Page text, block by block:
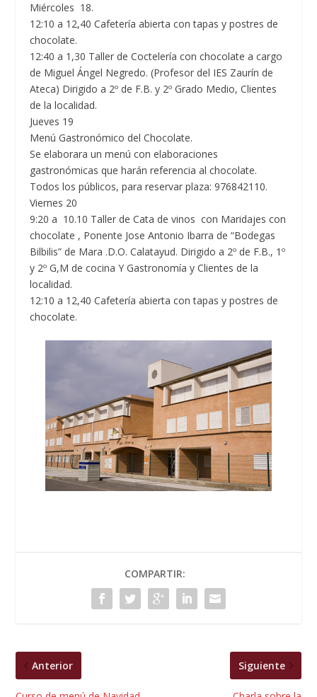
Miércoles 18.
12:10 a 12,40 Cafetería abierta con tapas y postres de
chocolate.
12:40 a 1,30 Taller de Coctelería con chocolate a cargo
de Miguel Ángel Negredo. (Profesor del IES Zaurín de
Ateca) Dirigido a 2º de F.B. y 2º Grado Medio, Clientes
de la localidad.
Jueves 19
Menú Gastronómico del Chocolate.
Se elaborara un menú con elaboraciones
gastronómicas que harán referencia al chocolate.
Todos los públicos, para reservar plaza: 976842110.
Viernes 20
9:20 a 10.10 Taller de Cata de vinos con Maridajes con
chocolate , Ponente Jose Antonio Ibarra de “Bodegas
Bilbilis” de Mara .D.O. Calatayud. Dirigido a 2º de F.B., 1º
y 2º G,M de cocina Y Gastronomía y Clientes de la
localidad.
12:10 a 12,40 Cafetería abierta con tapas y postres de
chocolate.
COMPARTIR:
Anterior Siguiente